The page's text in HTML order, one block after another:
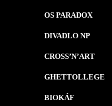
OS PARADOX
DIVADLO NP
CROSS’N’ART
GHETTOLLEGE
BIOKÁF